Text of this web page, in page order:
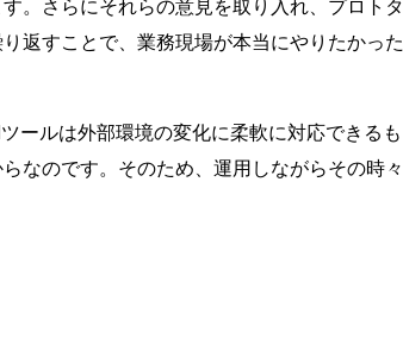
。さらにそれらの意見を取り入れ、プロトタ
返すことで、業務現場が本当にやりたかった
ールは外部環境の変化に柔軟に対応できるも
なのです。そのため、運用しながらその時々